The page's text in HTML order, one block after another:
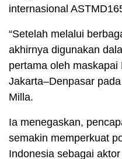
internasional
“Setelah melalui
akhirnya digunakan
pertama oleh
Jakarta–Denpasar
Milla.
Ia menegaskan,
semakin memperkuat
Indonesia sebagai